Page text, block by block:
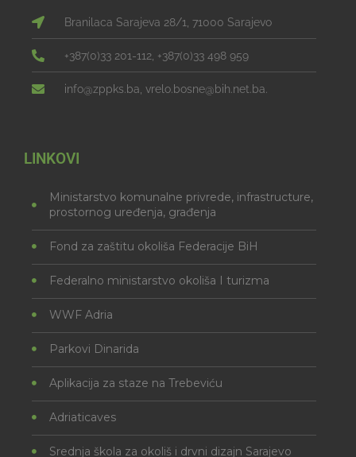
Branilaca Sarajeva 28/1, 71000 Sarajevo
+387(0)33 201-112, +387(0)33 498 959
info@zppks.ba, vrelo.bosne@bih.net.ba.
LINKOVI
Ministarstvo komunalne privrede, infrastructure,
prostornog uređenja, građenja
Fond za zaštitu okoliša Federacije BiH
Federalno ministarstvo okoliša I turizma
WWF Adria
Parkovi Dinarida
Aplikacija za staze na Trebeviću
Adriaticaves
Srednja škola za okoliš i drvni dizajn Sarajevo